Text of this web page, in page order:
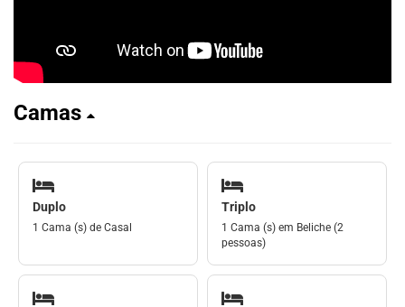
Camas
Duplo
1 Cama (s) de Casal
Triplo
1 Cama (s) em Beliche (2
pessoas)